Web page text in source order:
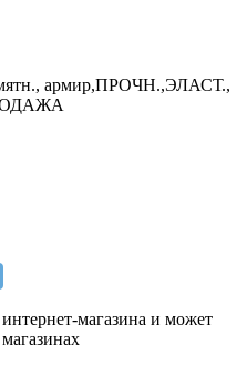
армир,ПРОЧН.,ЭЛАСТ.,
магазина и может